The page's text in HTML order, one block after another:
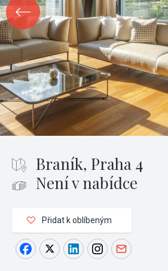
Braník, Praha 4
Není v nabídce
Přidat k oblíbeným